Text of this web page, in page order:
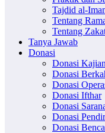
Tajdid al-
Tentang
Tentang
Tanya Jawab
Donasi
Donasi
Donasi
Donasi
Donasi Ifthar
Donasi
Donasi
Donasi